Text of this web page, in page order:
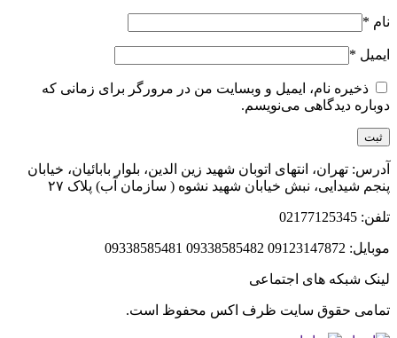
نام *
ایمیل *
ذخیره نام، ایمیل و وبسایت من در مرورگر برای زمانی که
دوباره دیدگاهی می‌نویسم.
آدرس: تهران، انتهای اتوبان شهید زین الدین، بلوار بابائیان، خیابان
پنجم شیدایی، نبش خیابان شهید نشوه ( سازمان آب) پلاک ۲۷
تلفن: 02177125345
موبایل: 09123147872 09338585482 09338585481
لینک شبکه های اجتماعی
تمامی حقوق سایت ظرف اکس محفوظ است.